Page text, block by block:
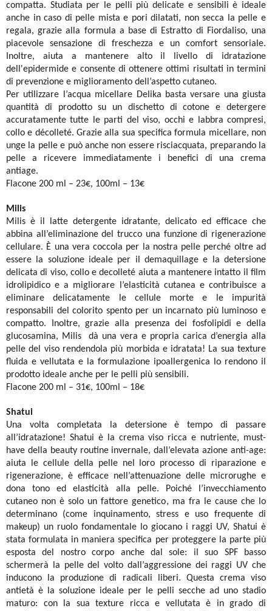
compatta. Studiata per le pelli più delicate e sensibili è ideale
anche in caso di pelle mista e pori dilatati, non secca la pelle e
regala, grazie alla formula a base di Estratto di Fiordaliso, una
piacevole sensazione di freschezza e un comfort sensoriale.
Inoltre, aiuta a mantenere alto il livello di idratazione
dell'epidermide e consente di ottenere ottimi risultati in termini
di prevenzione e miglioramento dell’aspetto cutaneo.
Per utilizzare l’acqua micellare Delika basta versare una giusta
quantità di prodotto su un dischetto di cotone e detergere
accuratamente tutte le parti del viso, occhi e labbra compresi,
collo e décolleté. Grazie alla sua specifica formula micellare, non
unge la pelle e può anche non essere risciacquata, preparando la
pelle a ricevere immediatamente i benefici di una crema
antiage.
Flacone 200 ml – 23€, 100ml – 13€
Milis
Milis è il latte detergente idratante, delicato ed efficace che
abbina all’eliminazione del trucco una funzione di rigenerazione
cellulare. È una vera coccola per la nostra pelle perché oltre ad
essere la soluzione ideale per il demaquillage e la detersione
delicata di viso, collo e decolleté aiuta a mantenere intatto il film
idrolipidico e a migliorare l’elasticità cutanea e contribuisce a
eliminare delicatamente le cellule morte e le impurità
responsabili del colorito spento per un incarnato più luminoso e
compatto. Inoltre, grazie alla presenza dei fosfolipidi e della
glucosamina, Milis dà una vera e propria carica d’energia alla
pelle del viso rendendola più morbida e idratata! La sua texture
fluida e vellutata e la formulazione ipoallergenica lo rendono il
prodotto ideale anche per le pelli più sensibili.
Flacone 200 ml – 31€, 100ml – 18€
Shatui
Una volta completata la detersione è tempo di passare
all’idratazione! Shatui è la crema viso ricca e nutriente, must-
have della beauty routine invernale, dall’elevata azione anti-age:
aiuta le cellule della pelle nel loro processo di riparazione e
rigenerazione, è efficace nell’attenuazione delle microrughe e
dona tono ed elasticità alla pelle. Poiché l’invecchiamento
cutaneo non è solo un fattore genetico, ma fra le cause che lo
determinano (come inquinamento, stress e uso frequente di
makeup) un ruolo fondamentale lo giocano i raggi UV, Shatui è
stata formulata in maniera specifica per proteggere la parte più
esposta del nostro corpo anche dal sole: il suo SPF basso
schermerà la pelle del volto dall’aggressione dei raggi UV che
inducono la produzione di radicali liberi. Questa crema viso
antietà è la soluzione ideale per le pelli secche ad uno stadio
maturo: con la sua texture ricca e vellutata è in grado di